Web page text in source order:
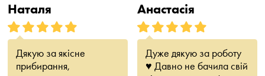
Наталя
Дякую за якісне
прибирання,
Анастасія
Дуже дякую за роботу
♥️ Давно не бачила свій